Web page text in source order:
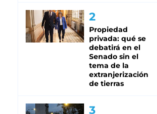
Propiedad
privada: qué se
debatirá en el
Senado sin el
tema de la
extranjerización
de tierras